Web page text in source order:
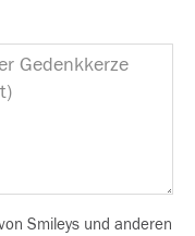
Smileys und anderen